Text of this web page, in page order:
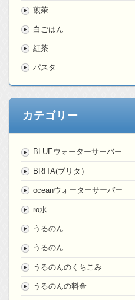
煎茶
白ごはん
紅茶
パスタ
カテゴリー
BLUEウォーターサーバー
BRITA(ブリタ）
oceanウォーターサーバー
ro水
うるのん
うるのん
うるのんのくちこみ
うるのんの料金